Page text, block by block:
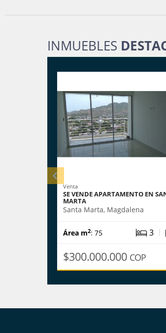
INMUEBLES
Venta
SE VENDE APARTAMENTO EN
MARTA
Santa Marta, Magdalena
Área m2: 75 3 |
$300.000.000 COP